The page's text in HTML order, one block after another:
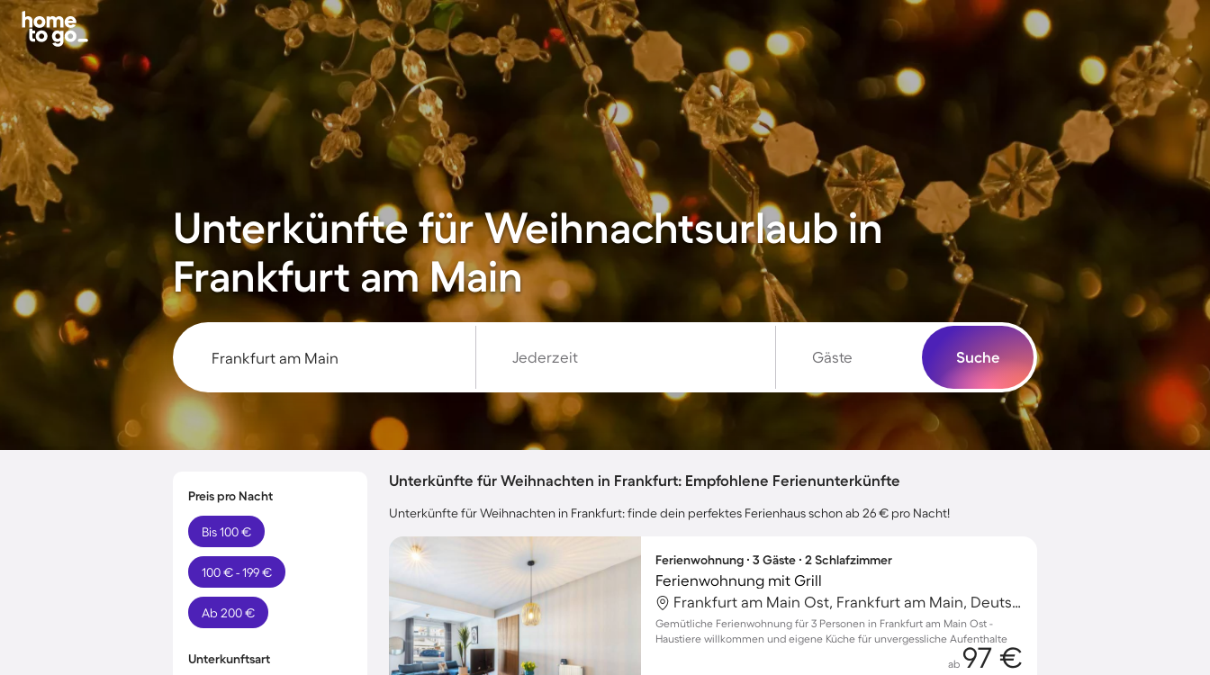
Unterkünfte für Weihnachtsurlaub in
Frankfurt am Main
Jederzeit Gäste Suche
Preis pro Nacht
Bis 100 €
100 € - 199 €
Ab 200 €
Unterkunftsart
Unterkünfte für Weihnachten in Frankfurt: Empfohlene Ferienunterkünfte
Unterkünfte für Weihnachten in Frankfurt: finde dein perfektes Ferienhaus schon ab 26 € pro Nacht!
Ferienwohnung ∙ 3 Gäste ∙ 2 Schlafzimmer
Ferienwohnung mit Grill
Frankfurt am Main Ost, Frankfurt am Main, Deutschland
Gemütliche Ferienwohnung für 3 Personen in Frankfurt am Main Ost -
Haustiere willkommen und eigene Küche für unvergessliche Aufenthalte
ab 97 €